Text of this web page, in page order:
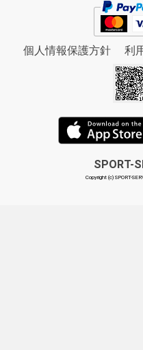
個人情報保護方針 利
SPORT-
Copyright (c) SPORT-